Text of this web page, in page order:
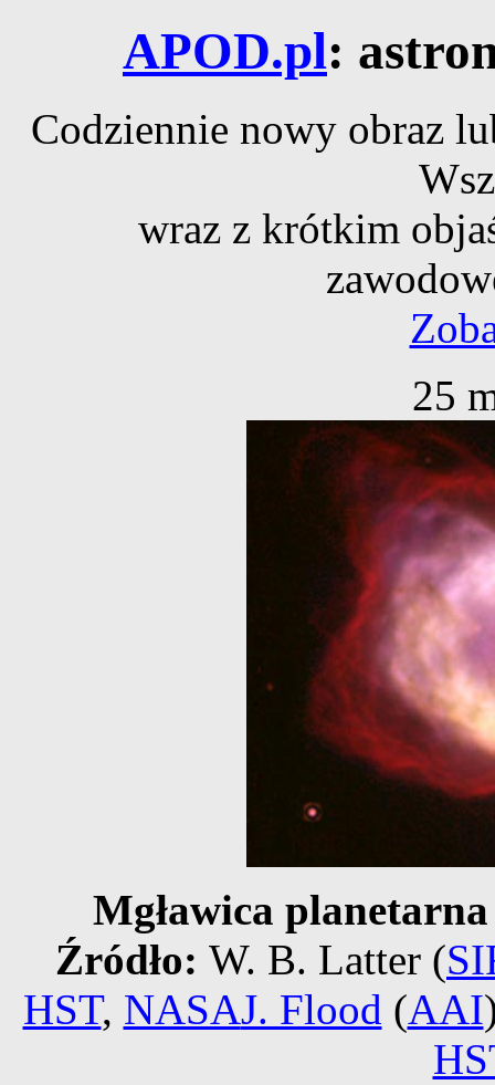
APOD.pl:
Codziennie nowy obraz
wraz z krótkim
25
Mgławica
Źródło: W. B. Latter (
HST, NASAJ. Flood (AAI